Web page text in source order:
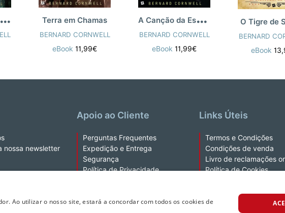
O
s Senhores do Norte Terra em Chamas
BERNARD CORNWELL
eBook 11,99€
A
Canção da Espada
BERNARD CORNWELL
eBook 11,99€
O Tigre de
BERNARD
eBook
nossa newsletter
Apoio ao Cliente
Perguntas Frequentes
Expedição e Entrega
Segurança
Política de Privacidade
Links Úteis
Termos e Condições
Condições de venda
Livro de reclamações
Política de Cookies
Ao utilizar o nosso site, estará a concordar com todos os cookies de